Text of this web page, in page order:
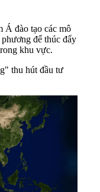
Á đào tạo các mô
để thúc đẩy
khu vực.
thu hút đầu tư